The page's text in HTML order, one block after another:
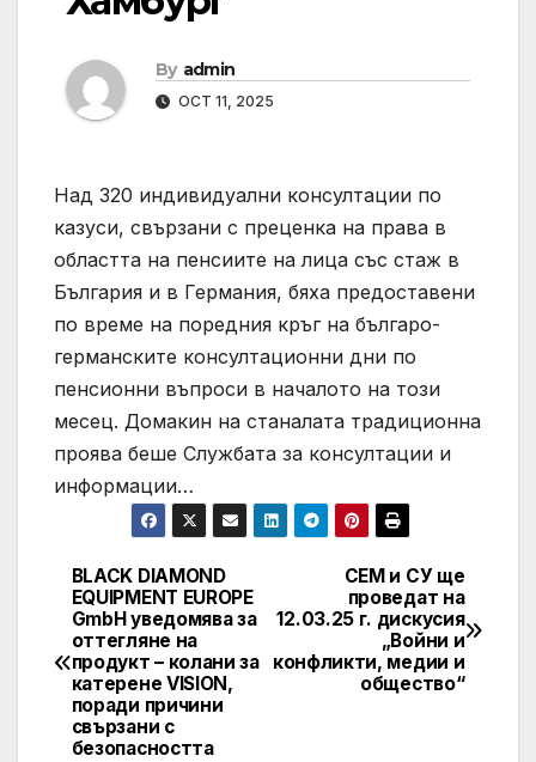
By admin
OCT 11, 2025
Над 320 индивидуални консултации по
казуси, свързани с преценка на права в
областта на пенсиите на лица със стаж в
България и в Германия, бяха предоставени
по време на поредния кръг на българо-
германските консултационни дни по
пенсионни въпроси в началото на този
месец. Домакин на станалата традиционна
проява беше Службата за консултации и
информации…
Post
navigation
СЕМ и СУ ще
проведат на
12.03.25 г. дискусия
„Войни и
конфликти, медии и
общество“
BLACK DIAMOND
EQUIPMENT EUROPE
GmbH уведомява за
оттегляне на
продукт – колани за
катерене VISION,
поради причини
свързани с
безопасността